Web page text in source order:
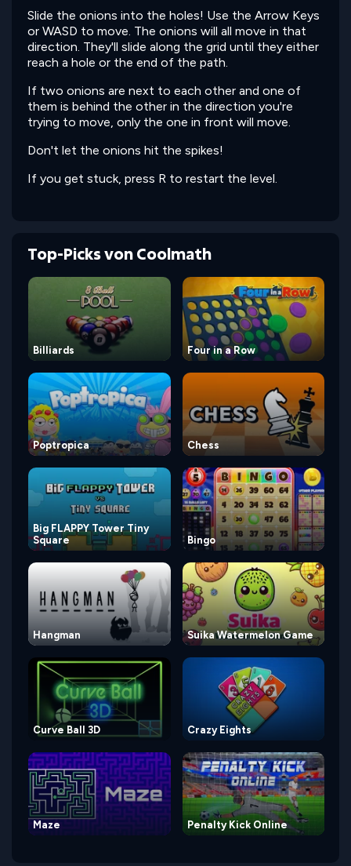
Slide the onions into the holes! Use the Arrow Keys
or WASD to move. The onions will all move in that
direction. They'll slide along the grid until they either
reach a hole or the end of the path.
If two onions are next to each other and one of
them is behind the other in the direction you're
trying to move, only the one in front will move.
Don't let the onions hit the spikes!
If you get stuck, press R to restart the level.
Top-Picks von Coolmath
Billiards Four in a Row
Poptropica Chess
Big FLAPPY Tower Tiny
Square
Bingo
Hangman Suika Watermelon Game
Curve Ball 3D Crazy Eights
Maze Penalty Kick Online